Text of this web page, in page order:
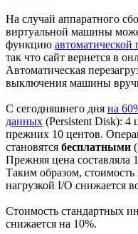
На случай аппаратного
виртуальной машины
функцию автоматической
так что сайт вернется в
Автоматическая
выключения машины
С сегодняшнего дня на
данных (Persistent Disk): 4
прежних 10 центов.
становятся бесплатными
Прежняя цена составляла
Таким образом,
нагрузкой I/O снижается
Стоимость стандартных
снижается на 10%.